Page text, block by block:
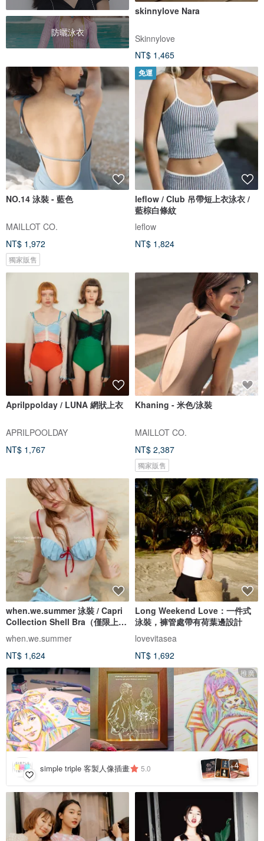
防曬泳衣
skinnylove Nara
Skinnylove
NT$ 1,465
NO.14 泳裝 - 藍色
MAILLOT CO.
NT$ 1,972
獨家販售
免運
leflow / Club 吊帶短上衣泳衣 /
藍棕白條紋
leflow
NT$ 1,824
Aprilppolday / LUNA 網狀上衣
APRILPOOLDAY
NT$ 1,767
Khaning - 米色/泳裝
MAILLOT CO.
NT$ 2,387
獨家販售
when.we.summer 泳裝 / Capri
Collection Shell Bra（僅限上
衣）
when.we.summer
NT$ 1,624
Long Weekend Love：一件式
泳裝，褲管處帶有荷葉邊設計
lovevitasea
NT$ 1,692
推廣
simple triple 客製人像插畫 5.0 +4